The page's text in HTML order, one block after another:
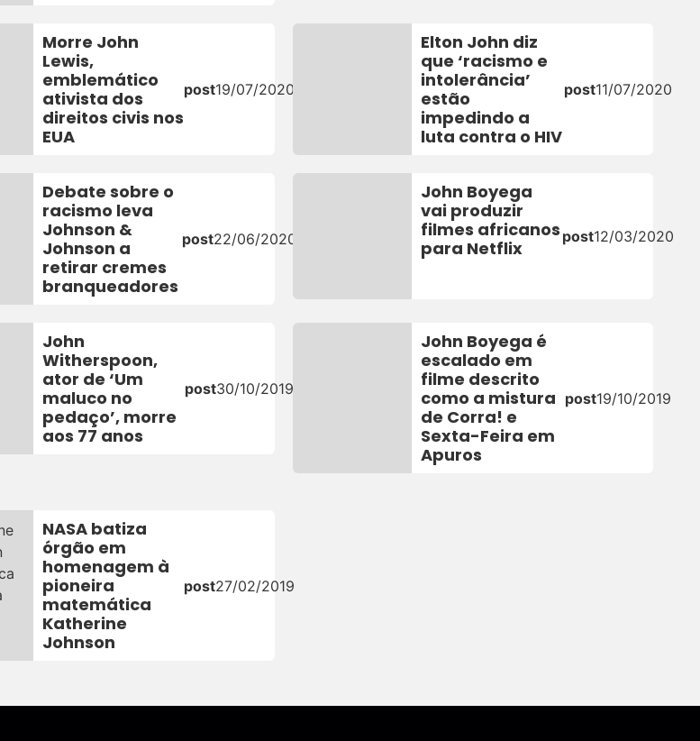
Morre John
Lewis,
emblemático
ativista dos
direitos civis nos
EUA
post19/07/2020
Elton John diz
que ‘racismo e
intolerância’
estão
impedindo a
luta contra o HIV
post11/07/2020
Debate sobre o
racismo leva
Johnson &
Johnson a
retirar cremes
branqueadores
post22/06/2020
John Boyega
vai produzir
filmes africanos
para Netflix
post12/03/2020
John
Witherspoon,
ator de ‘Um
maluco no
pedaço’, morre
aos 77 anos
post30/10/2019
John Boyega é
escalado em
filme descrito
como a mistura
de Corra! e
Sexta-Feira em
Apuros
post19/10/2019
NASA batiza
órgão em
homenagem à
pioneira
matemática
Katherine
Johnson
post27/02/2019